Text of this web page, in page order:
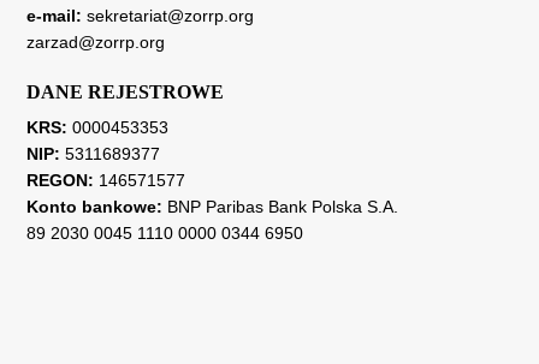
e-mail: sekretariat@zorrp.org
zarzad@zorrp.org
DANE REJESTROWE
KRS: 0000453353
NIP: 5311689377
REGON: 146571577
Konto bankowe: BNP Paribas Bank Polska S.A.
89 2030 0045 1110 0000 0344 6950